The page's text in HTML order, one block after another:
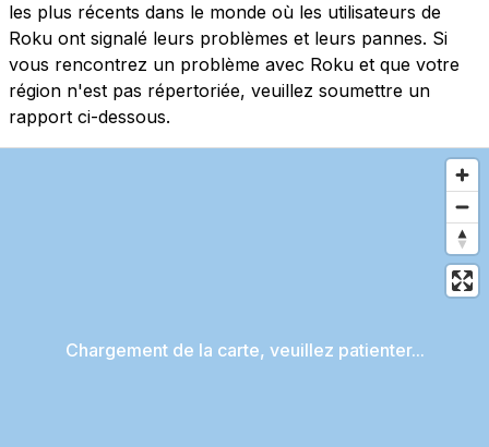
les plus récents dans le monde où les utilisateurs de
Roku ont signalé leurs problèmes et leurs pannes. Si
vous rencontrez un problème avec Roku et que votre
région n'est pas répertoriée, veuillez soumettre un
rapport ci-dessous.
Chargement de la carte, veuillez patienter...